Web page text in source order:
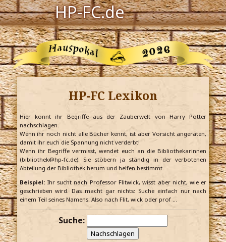
HP-FC.de
Navigation
Harry Potter
Der HP-FC
Hogwarts
Zauberwelt
Willkommen
Jetzt Fanclub-Mitglied werden!
HP-FC Lexikon
Hier könnt ihr Begriffe aus der Zauberwelt von Harry Potter
nachschlagen.
Wenn ihr noch nicht alle Bücher kennt, ist aber Vorsicht angeraten,
damit ihr euch die Spannung nicht verderbt!
Wenn ihr Begriffe vermisst, wendet euch an die Bibliothekarinnen
(bibliothek@hp-fc.de). Sie stöbern ja ständig in der verbotenen
Abteilung der Bibliothek herum und helfen bestimmt.
Beispiel:Ihr sucht nach Professor Flitwick, wisst aber nicht, wie er
geschrieben wird. Das macht gar nichts: Suche einfach nur nach
einem Teil seines Namens. Also nach Flit, wick oder prof …
Suche: